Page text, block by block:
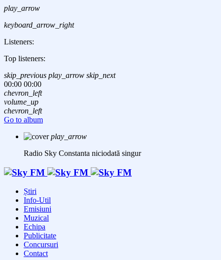
play_arrow
keyboard_arrow_right
Listeners:
Top listeners:
skip_previous play_arrow skip_next
00:00 00:00
chevron_left
volume_up
chevron_left
Go to album
play_arrow
Radio Sky Constanta niciodată singur
Știri
Info-Util
Emisiuni
Muzical
Echipa
Publicitate
Concursuri
Contact